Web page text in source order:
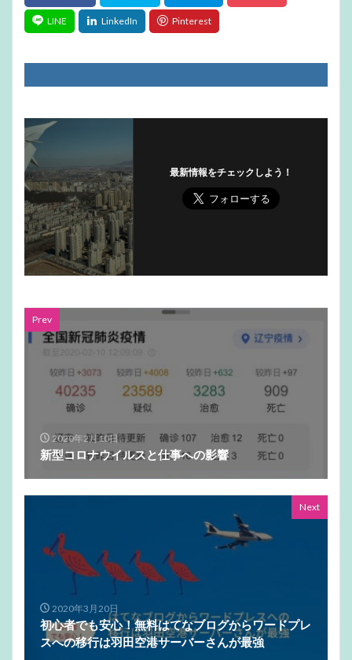
最新情報をチェックしよう！
Prev
2020年2月10日
新型コロナウイルスと仕事への影響
Next
2020年3月20日
初心者でも安心！無料はてなブログからワードプレ
スへの移行は羽田空港サーバーさんが最強